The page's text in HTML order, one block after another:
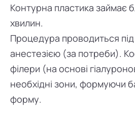
Контурна пластика займає
хвилин.
Процедура проводиться
анестезією (за потреби).
філери (на основі
необхідні зони, формуючи
форму.